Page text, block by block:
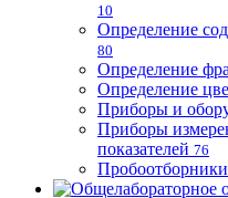
10
Определение
80
Определение
Определение
Приборы и
Приборы
показателей 76
Пробоотборники